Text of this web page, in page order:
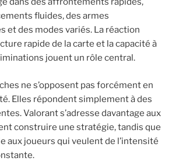
fluides, des armes
et des modes variés. La réaction
rapide de la carte et la capacité à
jouent un rôle central.
ne s’opposent pas forcément en
Elles répondent simplement à des
Valorant s’adresse davantage aux
construire une stratégie, tandis que
aux joueurs qui veulent de l’intensité